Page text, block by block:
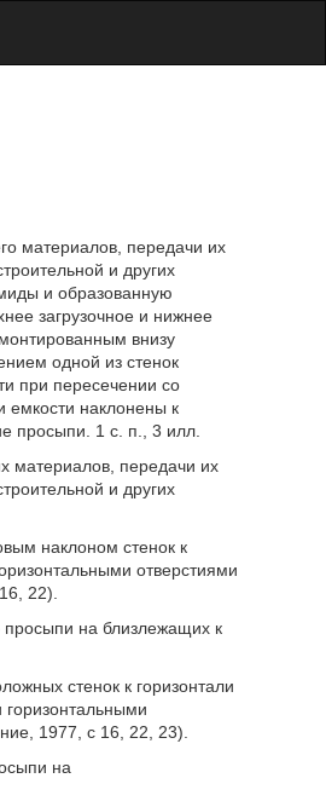
материалов, передачи их
и других
и образованную
загрузочное и нижнее
внизу
одной из стенок
при пересечении со
емкости наклонены к
просыпи. 1 с. п., 3 илл.
материалов, передачи их
и других
наклоном стенок к
отверстиями
22).
просыпи на близлежащих к
стенок к горизонтали
1977, с 16, 22, 23).
на